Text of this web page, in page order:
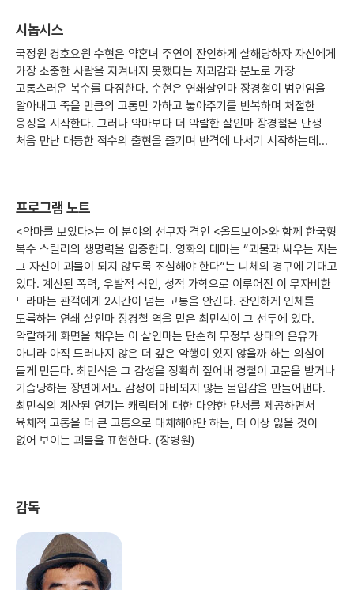
시놉시스
국정원 경호요원 수현은 약혼녀 주연이 잔인하게 살해당하자 자신에게
가장 소중한 사람을 지켜내지 못했다는 자괴감과 분노로 가장
고통스러운 복수를 다짐한다. 수현은 연쇄살인마 장경철이 범인임을
알아내고 죽을 만큼의 고통만 가하고 놓아주기를 반복하며 처절한
응징을 시작한다. 그러나 악마보다 더 악랄한 살인마 장경철은 난생
처음 만난 대등한 적수의 출현을 즐기며 반격에 나서기 시작하는데...
프로그램 노트
<악마를 보았다>는 이 분야의 선구자 격인 <올드보이>와 함께 한국형
복수 스릴러의 생명력을 입증한다. 영화의 테마는 “괴물과 싸우는 자는
그 자신이 괴물이 되지 않도록 조심해야 한다”는 니체의 경구에 기대고
있다. 계산된 폭력, 우발적 식인, 성적 가학으로 이루어진 이 무자비한
드라마는 관객에게 2시간이 넘는 고통을 안긴다. 잔인하게 인체를
도륙하는 연쇄 살인마 장경철 역을 맡은 최민식이 그 선두에 있다.
악랄하게 화면을 채우는 이 살인마는 단순히 무정부 상태의 은유가
아니라 아직 드러나지 않은 더 깊은 악행이 있지 않을까 하는 의심이
들게 만든다. 최민식은 그 감성을 정확히 짚어내 경철이 고문을 받거나
기습당하는 장면에서도 감정이 마비되지 않는 몰입감을 만들어낸다.
최민식의 계산된 연기는 캐릭터에 대한 다양한 단서를 제공하면서
육체적 고통을 더 큰 고통으로 대체해야만 하는, 더 이상 잃을 것이
없어 보이는 괴물을 표현한다. (장병원)
감독